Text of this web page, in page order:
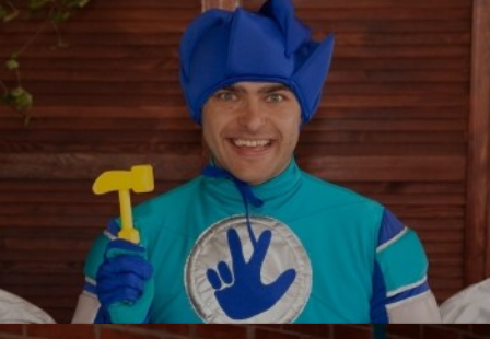
УЗНАТЬ БОЛЬШЕ
Фиксики